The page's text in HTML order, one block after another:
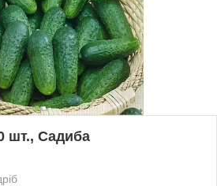
шт., Садиба